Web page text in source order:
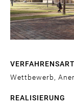
VERFAHRENSART
Wettbewerb,
REALISIERUNG